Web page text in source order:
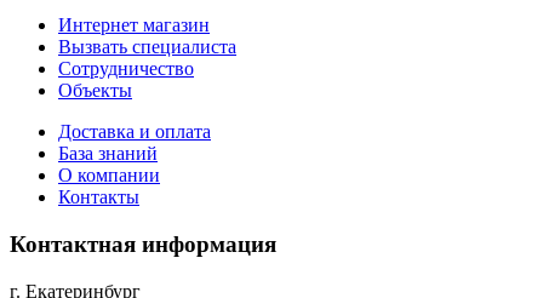
Интернет магазин
Вызвать специалиста
Сотрудничество
Объекты
Доставка и оплата
База знаний
О компании
Контакты
Контактная информация
г. Екатеринбург